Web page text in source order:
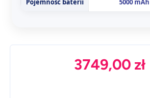
Pojemność baterii
5000 mAh
3749,00 zł